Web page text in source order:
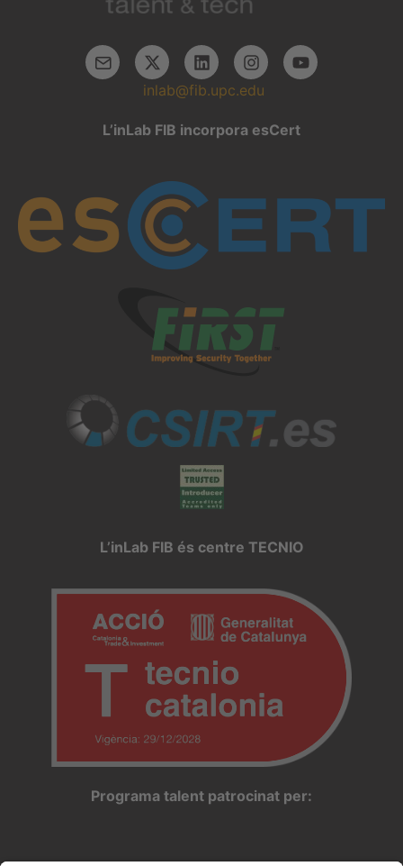
inlab@fib.upc.edu
L’inLab FIB incorpora esCert
L’inLab FIB és centre TECNIO
Programa talent patrocinat per: